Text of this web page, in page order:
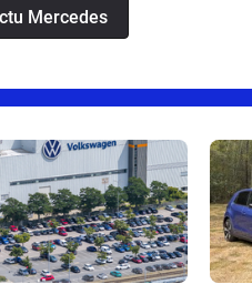
Mercedes